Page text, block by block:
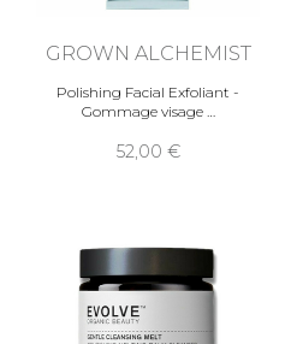
GROWN ALCHEMIST
Polishing Facial Exfoliant -
Gommage visage
52,00